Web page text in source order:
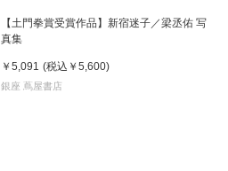
【土門拳賞受賞作品】新宿迷子／梁丞佑 写
真集
￥5,091 (税込 ￥5,600)
銀座 蔦屋書店